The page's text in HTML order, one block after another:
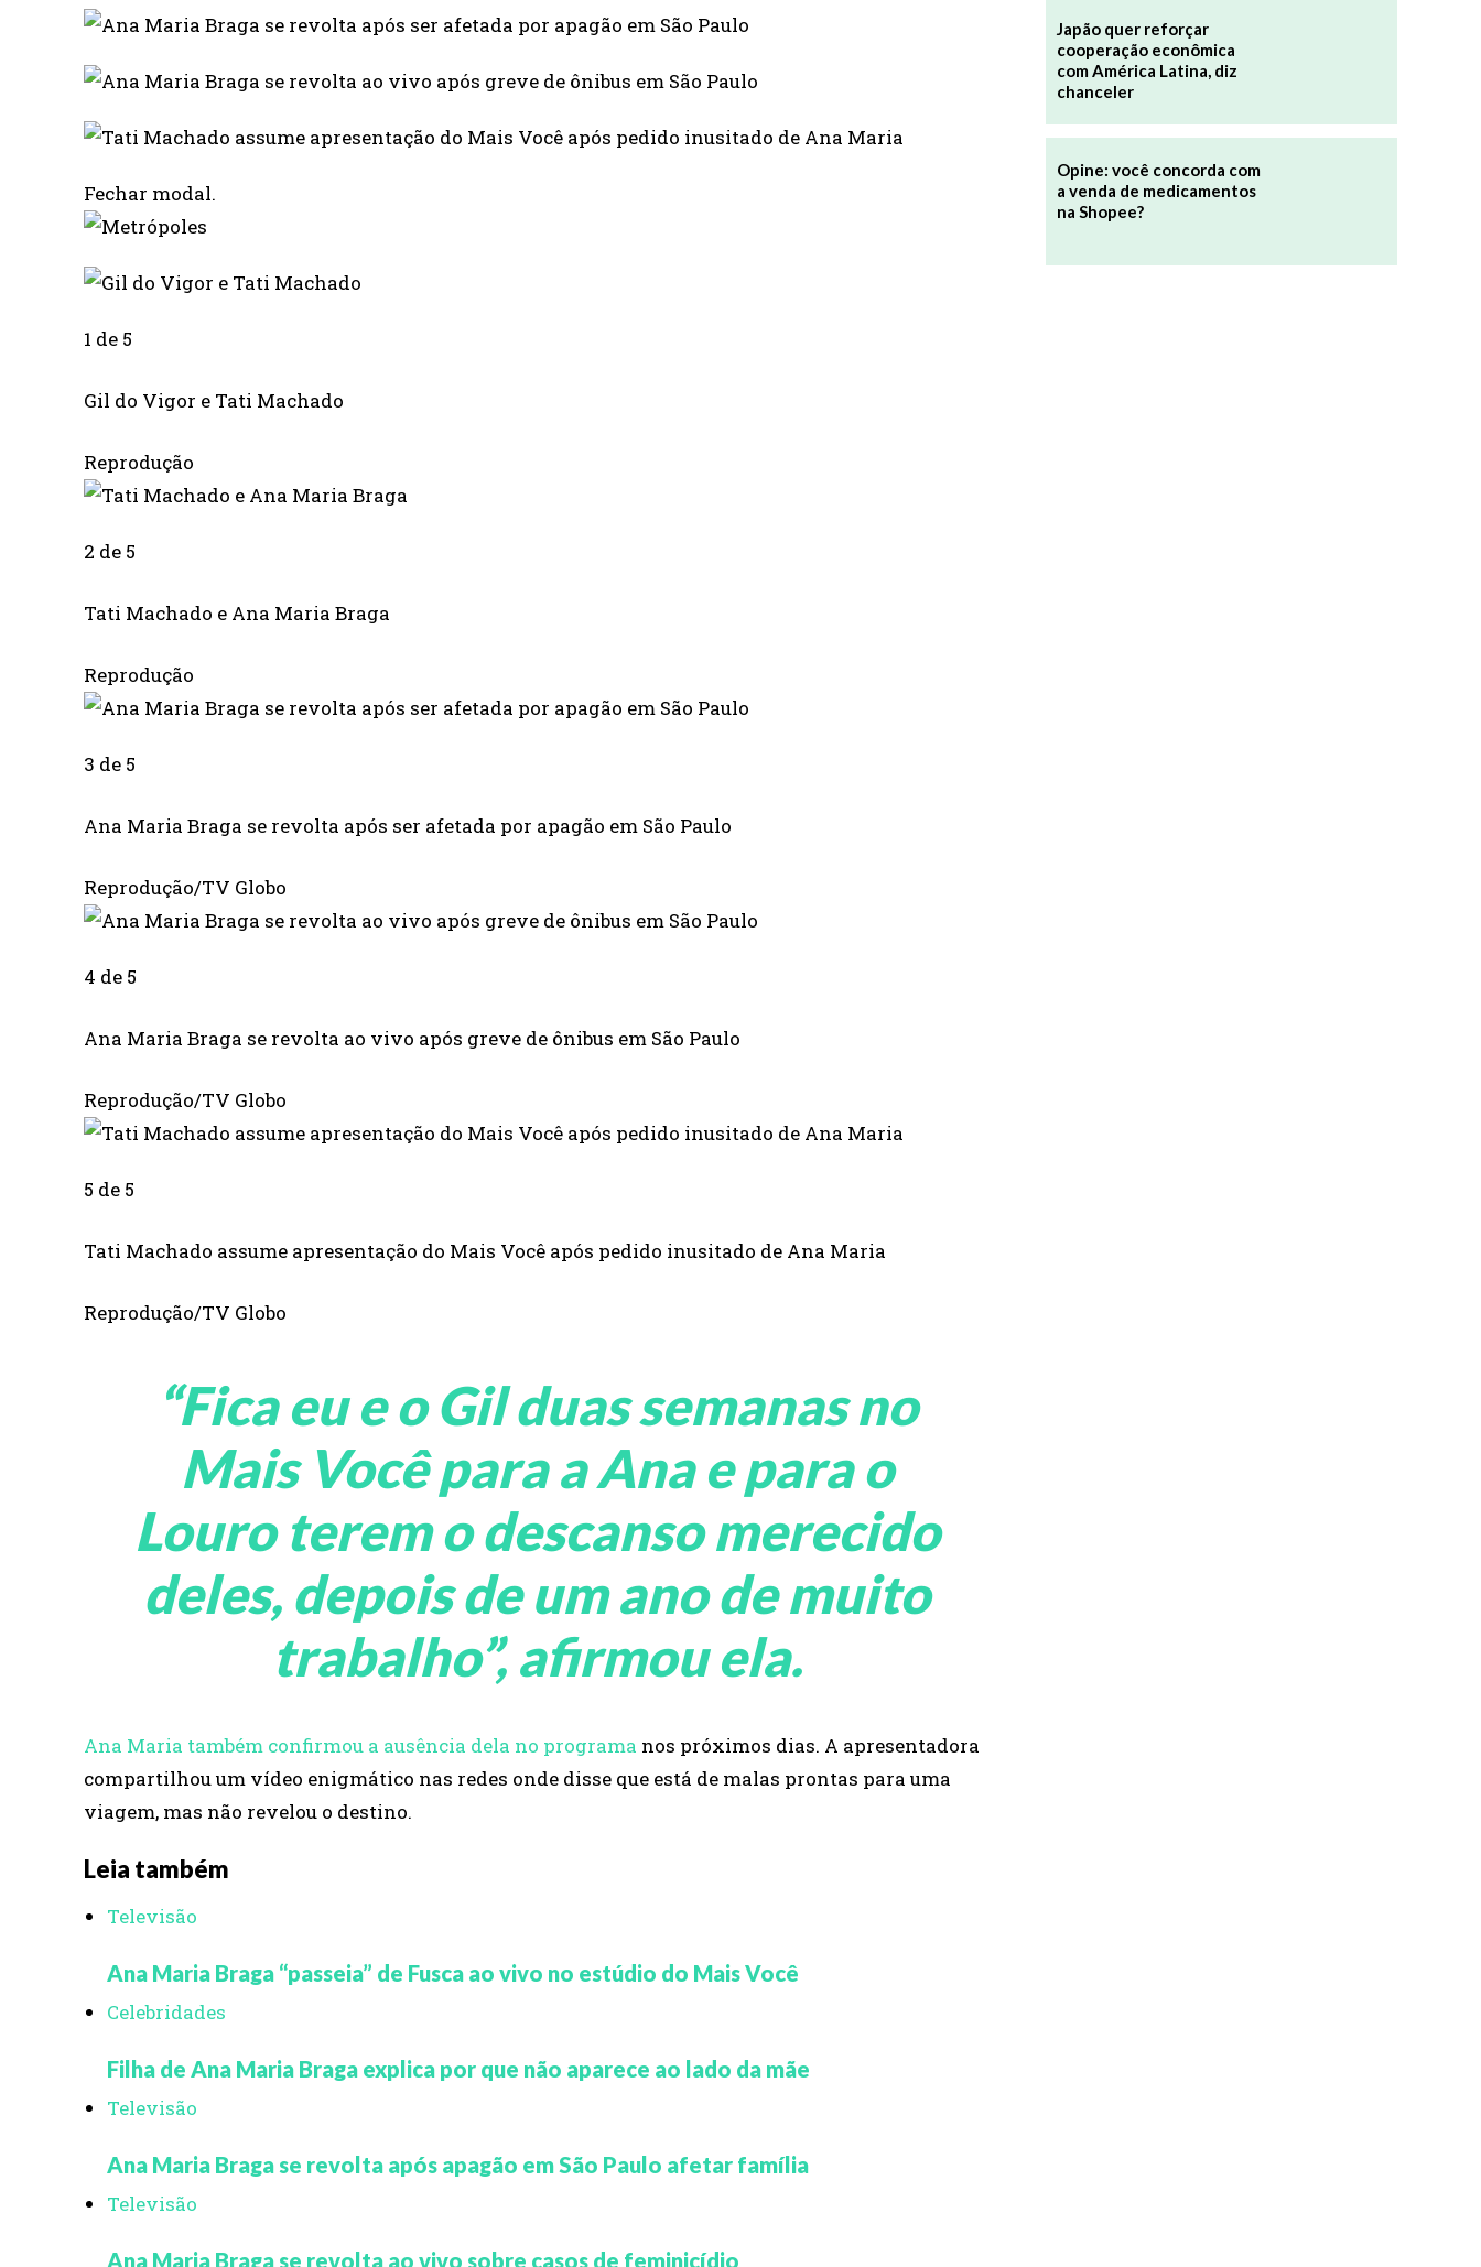
Fechar modal.
1 de 5
Gil do Vigor e Tati Machado
Reprodução
2 de 5
Tati Machado e Ana Maria Braga
Reprodução
3 de 5
Ana Maria Braga se revolta após ser afetada por apagão em São Paulo
Reprodução/TV Globo
4 de 5
Ana Maria Braga se revolta ao vivo após greve de ônibus em São Paulo
Reprodução/TV Globo
5 de 5
Tati Machado assume apresentação do Mais Você após pedido inusitado de Ana Maria
Reprodução/TV Globo
“Fica eu e o Gil duas semanas no
Mais Você para a Ana e para o
Louro terem o descanso merecido
deles, depois de um ano de muito
trabalho”, afirmou ela.
Ana Maria também confirmou a ausência dela no programa nos próximos dias. A apresentadora
compartilhou um vídeo enigmático nas redes onde disse que está de malas prontas para uma
viagem, mas não revelou o destino.
Leia também
Televisão
Ana Maria Braga “passeia” de Fusca ao vivo no estúdio do Mais Você
Celebridades
Filha de Ana Maria Braga explica por que não aparece ao lado da mãe
Televisão
Ana Maria Braga se revolta após apagão em São Paulo afetar família
Televisão
Ana Maria Braga se revolta ao vivo sobre casos de feminicídio
Japão quer reforçar
cooperação econômica
com América Latina, diz
chanceler
Opine: você concorda com
a venda de medicamentos
na Shopee?